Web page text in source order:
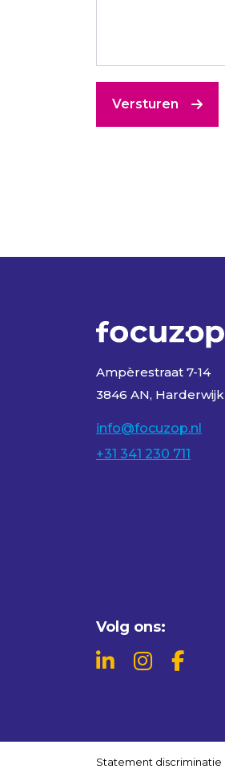
Versturen
Ampèrestraat 7-14
3846 AN, Harderwijk
info@focuzop.nl
+31 341 230 711
Volg ons:
Statement discriminatie